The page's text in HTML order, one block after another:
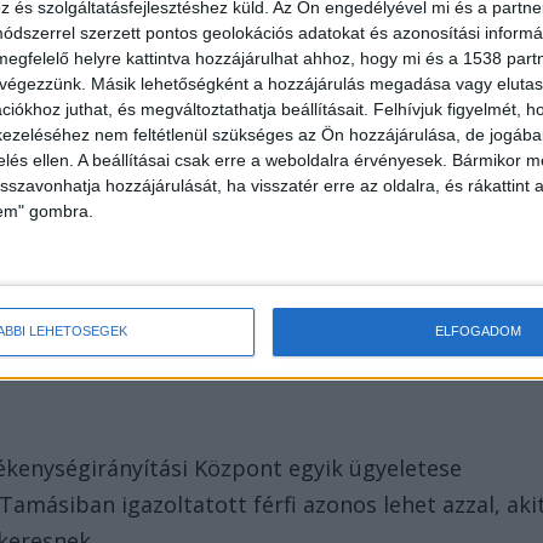
és szolgáltatásfejlesztéshez küld. Az Ön engedélyével mi és a
szerzett pontos geolokációs adatokat és azonosítási
helyre kattintva hozzájárulhat ahhoz, hogy mi és a 1538
Másik lehetőségként a hozzájárulás megadása vagy
juthat, és megváltoztathatja beállításait. Felhívjuk figyelmét,
nem feltétlenül szükséges az Ön hozzájárulása, de
ellen. A beállításai csak erre a weboldalra érvényesek. Bármikor
hozzájárulását, ha visszatér erre az oldalra, és rákattint
gombra.
LEHETŐSÉGEK ELFOGADOM
aki betört az üzletbe, és a pénztárgép kasszáját
kukánál kiürített és eldobott. A vérnyomokból
is sérült.
egy másik városában, Tamásiban egy
hogy egy kutya harapta meg.
Központ egyik ügyeletese
igazoltatott férfi azonos lehet azzal,